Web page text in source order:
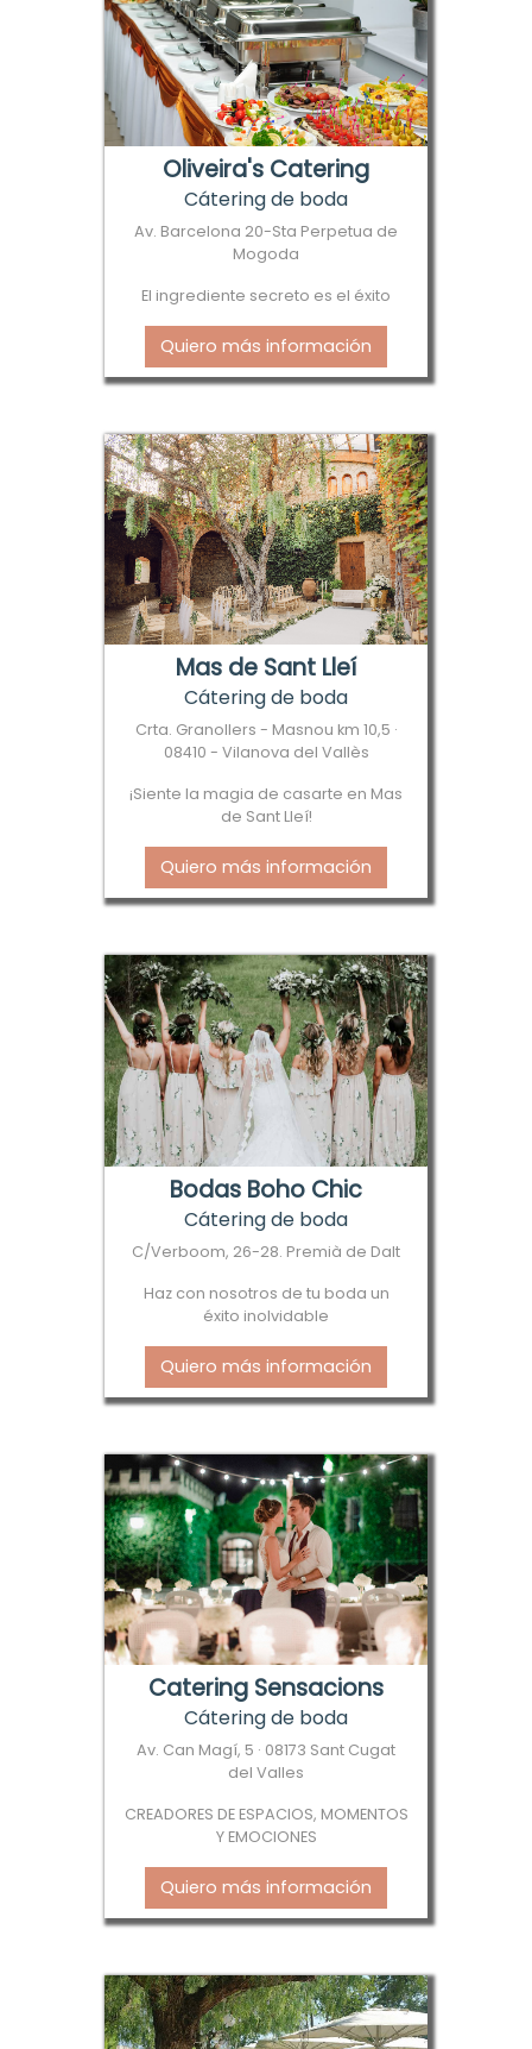
Oliveira's Catering
Cátering de boda
Av. Barcelona 20-Sta Perpetua de
Mogoda
El ingrediente secreto es el éxito
Quiero más información
Mas de Sant Lleí
Cátering de boda
Crta. Granollers - Masnou km 10,5 ·
08410 - Vilanova del Vallès
¡Siente la magia de casarte en Mas
de Sant Lleí!
Quiero más información
Bodas Boho Chic
Cátering de boda
C/Verboom, 26-28. Premià de Dalt
Haz con nosotros de tu boda un
éxito inolvidable
Quiero más información
Catering Sensacions
Cátering de boda
Av. Can Magí, 5 · 08173 Sant Cugat
del Valles
CREADORES DE ESPACIOS, MOMENTOS
Y EMOCIONES
Quiero más información